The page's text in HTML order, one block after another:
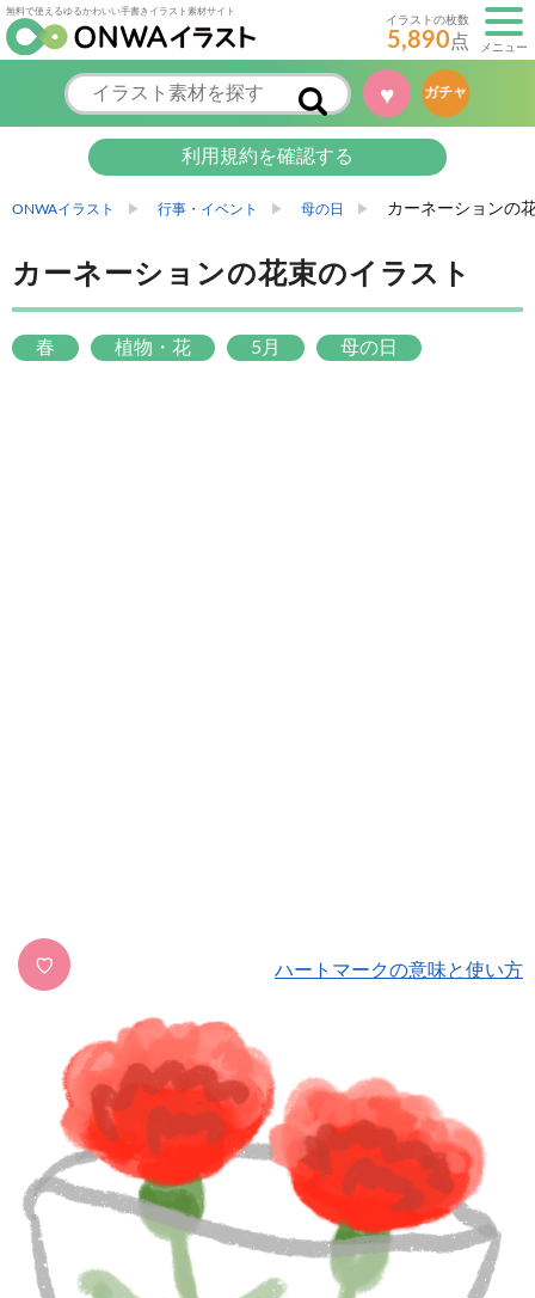
無料で使えるゆるかわいい手書きイラスト素材サイト
イラストの枚数
5,890点 メニュー
♥ ガチャ
利用規約を確認する
ONWAイラスト 行事・イベント 母の日 カーネーションの
カーネーションの花束のイラスト
春 植物・花 5月 母の日
♡ ハートマークの意味と使い方